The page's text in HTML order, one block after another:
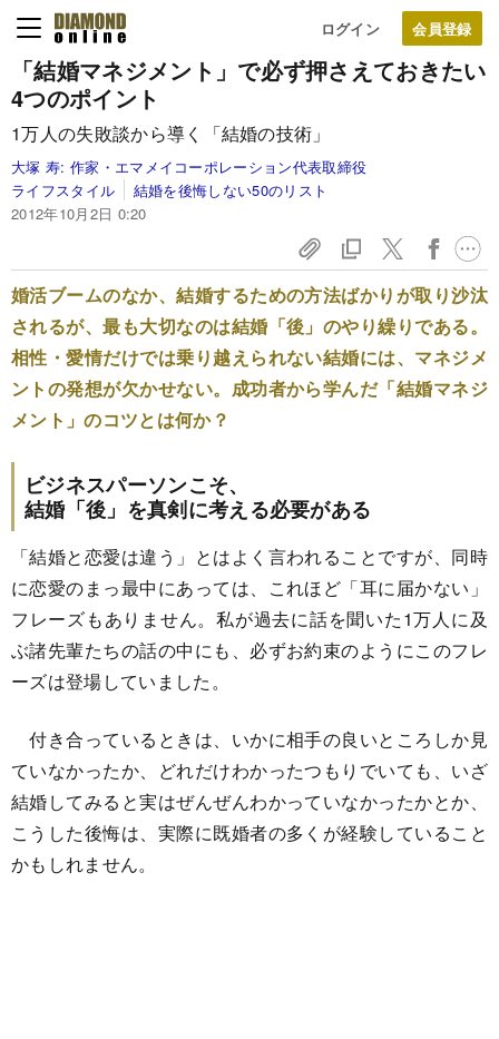
ログイン
「結婚マネジメント」で必ず押さえておきたい
4つのポイント
1万人の失敗談から導く「結婚の技術」
大塚 寿: 作家・エマメイコーポレーション代表取締役
ライフスタイル
結婚を後悔しない50のリスト
2012年10月2日 0:20
婚活ブームのなか、結婚するための方法ばかりが取り沙汰
されるが、最も大切なのは結婚「後」のやり繰りである。
相性・愛情だけでは乗り越えられない結婚には、マネジメ
ントの発想が欠かせない。成功者から学んだ「結婚マネジ
メント」のコツとは何か？
ビジネスパーソンこそ、
結婚「後」を真剣に考える必要がある
「結婚と恋愛は違う」とはよく言われることですが、同時
に恋愛のまっ最中にあっては、これほど「耳に届かない」
フレーズもありません。私が過去に話を聞いた1万人に及
ぶ諸先輩たちの話の中にも、必ずお約束のようにこのフレ
ーズは登場していました。
付き合っているときは、いかに相手の良いところしか見
ていなかったか、どれだけわかったつもりでいても、いざ
結婚してみると実はぜんぜんわかっていなかったかとか、
こうした後悔は、実際に既婚者の多くが経験していること
かもしれません。